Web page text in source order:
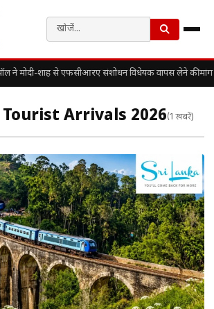
ने मोदी-शाह से एफसीआरए संशोधन विधेयक वापस लेने की मांग
Arrivals 2026(1 खबरें)